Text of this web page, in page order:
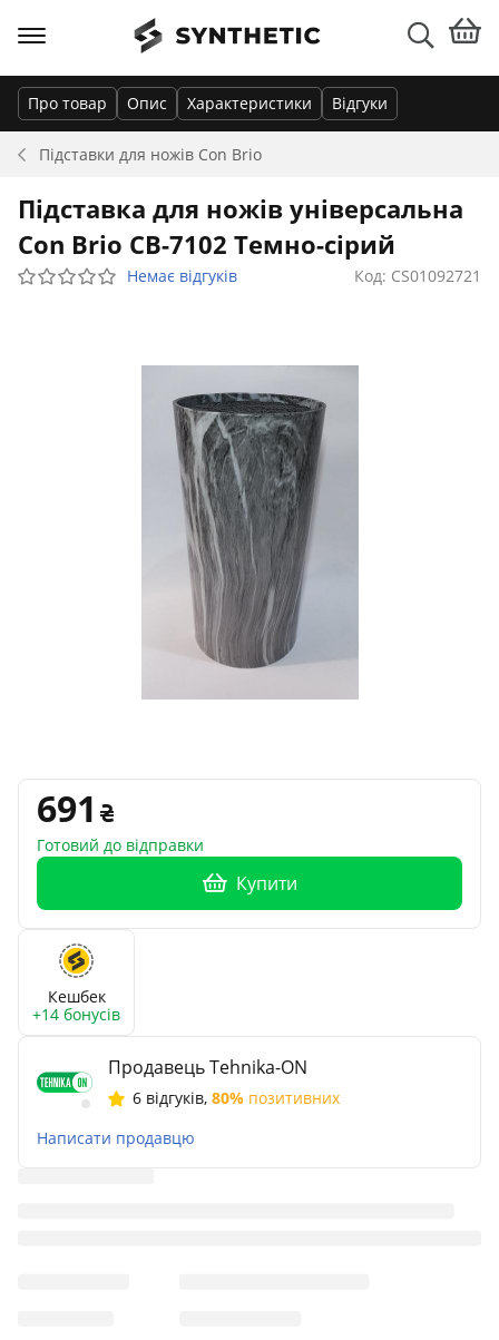
Підставки для ножів Con Brio
Про товар Опис Характеристики Відгуки
Підставка для ножів універсальна
Con Brio СВ-7102 Темно-сірий
Немає відгуків Код: CS01092721
691
Готовий до відправки
Купити
Кешбек
+14 бонусів
Продавець Tehnika-ON
6 відгуків, 80% позитивних
Написати продавцю